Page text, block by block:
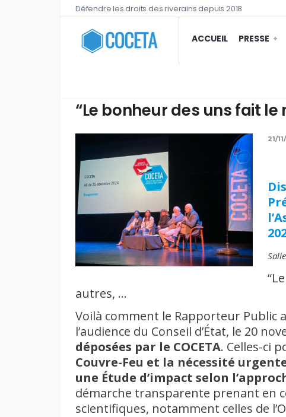
Défendre les droits des riverains depuis 2018
ACCUEIL PRESSE
“Le bonheur des uns fait
21/
autres, …
Voilà comment le Rapporteur Public
l’audience du Conseil d’État, le 20
déposées par le COCETA. Celles-ci
Couvre-Feu et la nécessité
une Étude d’impact selon
démarche transparente prenant en
scientifiques, notamment celles de